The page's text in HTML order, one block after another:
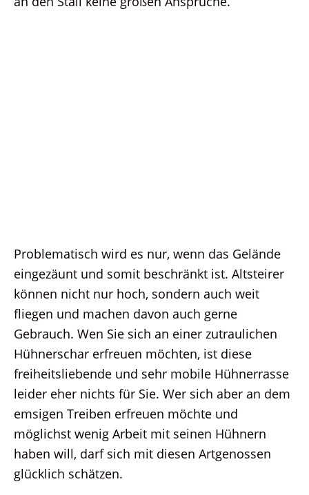
Problematisch wird es nur, wenn das Gelände
eingezäunt und somit beschränkt ist. Altsteirer
können nicht nur hoch, sondern auch weit
fliegen und machen davon auch gerne
Gebrauch. Wen Sie sich an einer zutraulichen
Hühnerschar erfreuen möchten, ist diese
freiheitsliebende und sehr mobile Hühnerrasse
leider eher nichts für Sie. Wer sich aber an dem
emsigen Treiben erfreuen möchte und
möglichst wenig Arbeit mit seinen Hühnern
haben will, darf sich mit diesen Artgenossen
glücklich schätzen.